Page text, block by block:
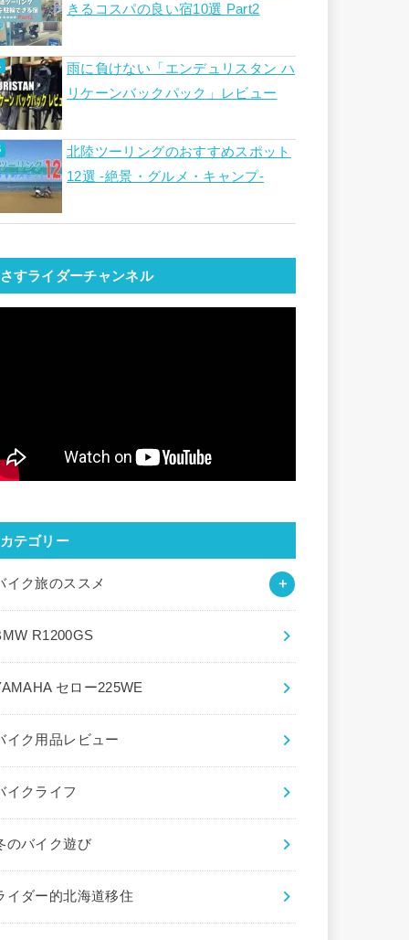
きるコスパの良い宿10選 Part2
雨に負けない「エンデュリスタン ハ
リケーンバックパック」レビュー
北陸ツーリングのおすすめスポット
12選 -絶景・グルメ・キャンプ-
さすライダーチャンネル
カテゴリー
イク旅のススメ
R1200GS
セロー225WE
イク用品レビュー
イクライフ
のバイク遊び
イダー的北海道移住